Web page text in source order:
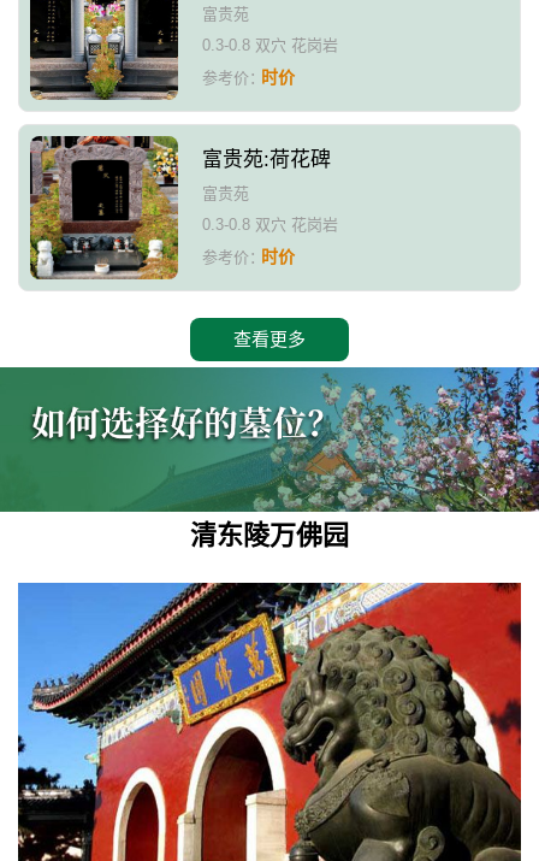
富贵苑
0.3-0.8 双穴 花岗岩
参考价：时价
富贵苑:荷花碑
富贵苑
0.3-0.8 双穴 花岗岩
参考价：时价
查看更多
清东陵万佛园